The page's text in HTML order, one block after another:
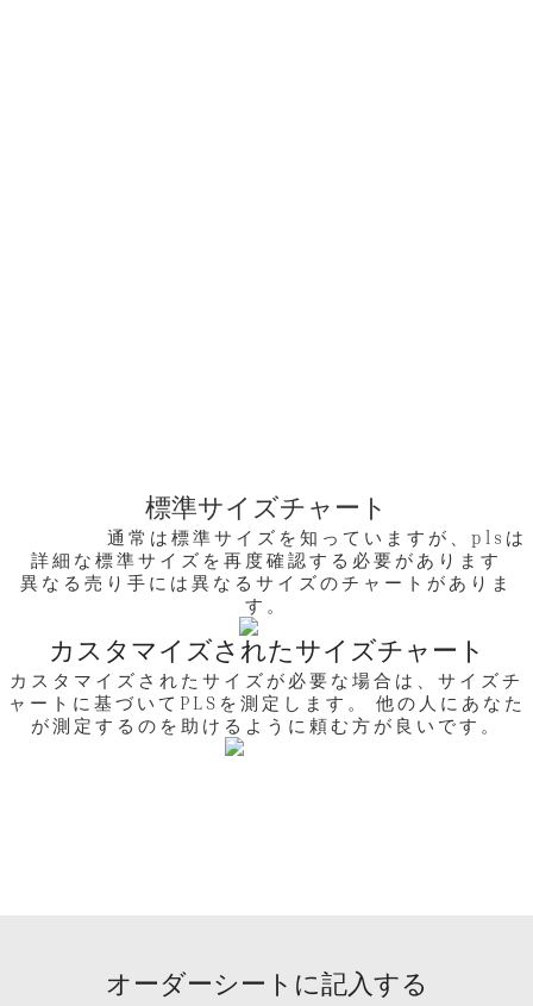
標準サイズチャート
通常は標準サイズを知っていますが、plsは
詳細な標準サイズを再度確認する必要があります
異なる売り手には異なるサイズのチャートがありま
す。
カスタマイズされたサイズチャート
カスタマイズされたサイズが必要な場合は、サイズチ
ャートに基づいてPLSを測定します。 他の人にあなた
が測定するのを助けるように頼む方が良いです。
オーダーシートに記入する